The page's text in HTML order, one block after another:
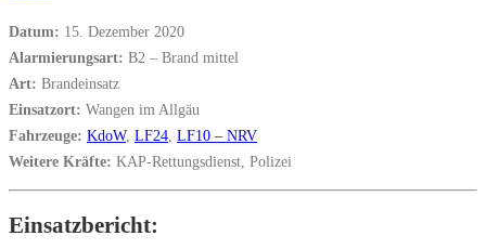
Datum: 15. Dezember 2020
Alarmierungsart: B2 – Brand mittel
Art: Brandeinsatz
Einsatzort: Wangen im Allgäu
Fahrzeuge: KdoW, LF24 LF10 – NRV
Weitere Kräfte: KAP-Rettungsdienst, Polizei
Einsatzbericht: